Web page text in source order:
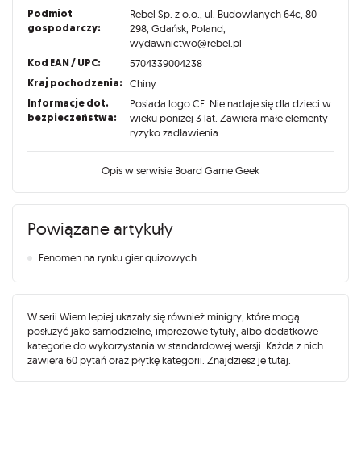
Podmiot
gospodarczy:
Rebel Sp. z o.o., ul. Budowlanych 64c, 80-
298, Gdańsk, Poland,
wydawnictwo@rebel.pl
Kod EAN / UPC: 5704339004238
Kraj pochodzenia: Chiny
Informacje dot.
bezpieczeństwa:
Posiada logo CE. Nie nadaje się dla dzieci w
wieku poniżej 3 lat. Zawiera małe elementy -
ryzyko zadławienia.
Opis w serwisie Board Game Geek
Powiązane artykuły
Fenomen na rynku gier quizowych
W serii Wiem lepiej ukazały się również minigry, które mogą
posłużyć jako samodzielne, imprezowe tytuły, albo dodatkowe
kategorie do wykorzystania w standardowej wersji. Każda z nich
zawiera 60 pytań oraz płytkę kategorii. Znajdziesz jetutaj